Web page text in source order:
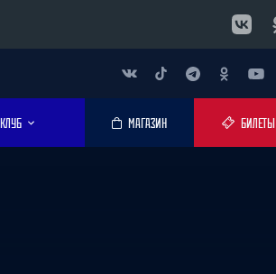
КЛУБ МАГАЗИН БИЛЕТЫ